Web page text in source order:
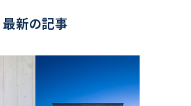
最新の記事